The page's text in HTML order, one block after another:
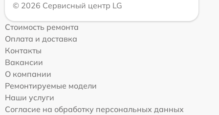
© 2026 Сервисный центр LG
Стоимость ремонта
Оплата и доставка
Контакты
Вакансии
О компании
Ремонтируемые модели
Наши услуги
Согласие на обработку персональных данных